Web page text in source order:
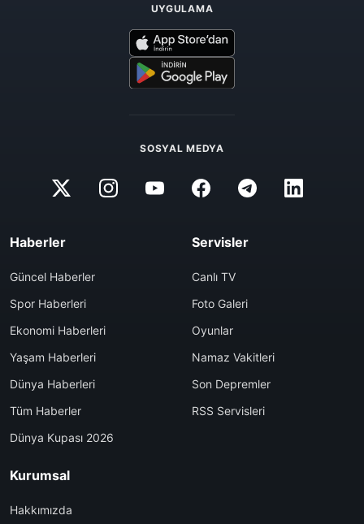
UYGULAMA
SOSYAL MEDYA
Haberler
Güncel Haberler
Spor Haberleri
Ekonomi Haberleri
Yaşam Haberleri
Dünya Haberleri
Tüm Haberler
Dünya Kupası 2026
Servisler
Canlı TV
Foto Galeri
Oyunlar
Namaz Vakitleri
Son Depremler
RSS Servisleri
Kurumsal
Hakkımızda